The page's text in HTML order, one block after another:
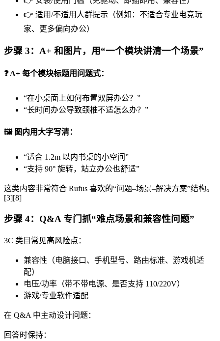
👉 适用/不适用人群提示（例如：不适合专业电竞玩
家、更多偏向办公）
步骤 3：A+ 和图片，用“一个模块讲清一个场景”
❓ A+ 每个模块标题用问题式：
“在小桌面上如何布置双屏办公？”
“长时间办公导致颈椎不适怎么办？”
🖼️ 图内用大字写清：
“适合 1.2m 以内书桌的小空间”
“支持 90° 旋转，站立办公也舒适”
这类内容非常符合 Rufus 喜欢的“问题–场景–解决方案”结构。
[3][8]
步骤 4：Q&A 专门抓“难点场景和兼容性问题”
3C 类目常见高风险点：
兼容性（电脑接口、手机型号、路由标准、游戏机适
配）
电压/功率（带不带电源、是否支持 110/220V）
游戏/专业软件适配
在 Q&A 中主动设计问题：
回答时保持：